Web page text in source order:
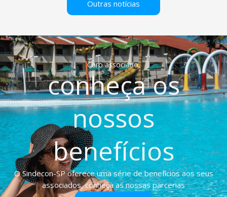
Outras notícias
Caro associado,
conheça os
nossos
benefícios
O Sindecon-SP oferece uma série de benefícios aos seus
associados, conheça as nossas parcerias